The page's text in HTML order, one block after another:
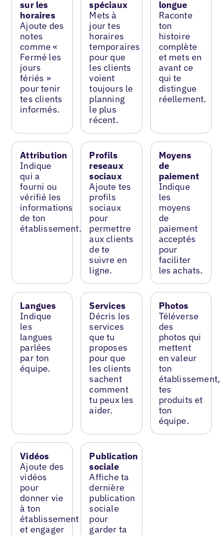
sur les
horaires
Ajoute des
notes
comme «
Fermé les
jours
fériés »
pour tenir
tes clients
informés.
spéciaux
Mets à
jour tes
horaires
temporaires
pour que
les clients
voient
toujours le
planning
le plus
récent.
longue
Raconte
ton
histoire
complète
et mets en
avant ce
qui te
distingue
réellement.
Attribution
Indique
qui a
fourni ou
vérifié les
informations
de ton
établissement.
Profils
reseaux
sociaux
Ajoute tes
profils
sociaux
pour
permettre
aux clients
de te
suivre en
ligne.
Moyens
de
paiement
Indique
les
moyens
de
paiement
acceptés
pour
faciliter
les achats.
Langues
Indique
les
langues
parlées
par ton
équipe.
Services
Décris les
services
que tu
proposes
pour que
les clients
sachent
comment
tu peux les
aider.
Photos
Téléverse
des
photos qui
mettent
en valeur
ton
établissement,
tes
produits et
ton
équipe.
Vidéos
Ajoute des
vidéos
pour
donner vie
à ton
établissement
et engager
Publication
sociale
Affiche ta
dernière
publication
sociale
pour
garder ta